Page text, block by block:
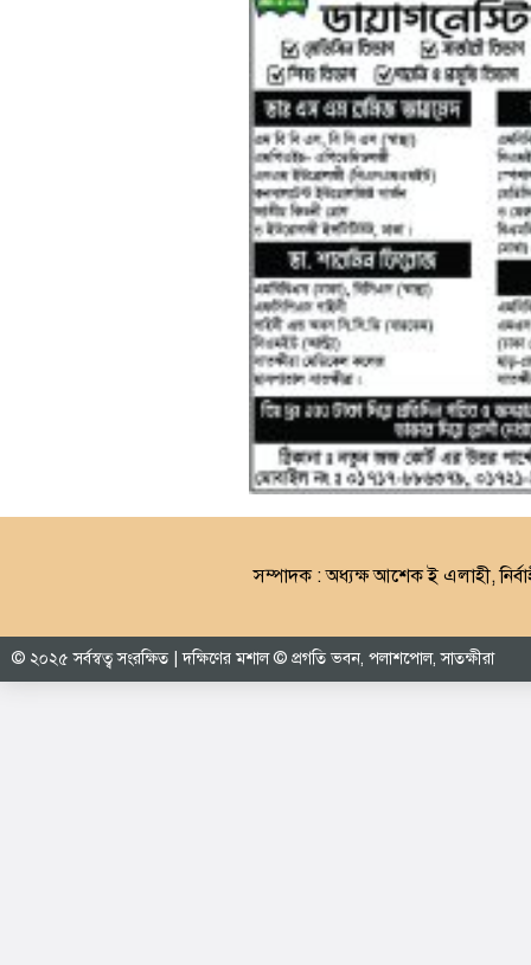
সম্পাদক : অধ্যক্ষ আশেক ই এলাহী,
© ২০২৫ সর্বস্বত্ব সংরক্ষিত | দক্ষিণের মশাল © প্রগতি ভবন, পলাশপোল, সাতক্ষীরা